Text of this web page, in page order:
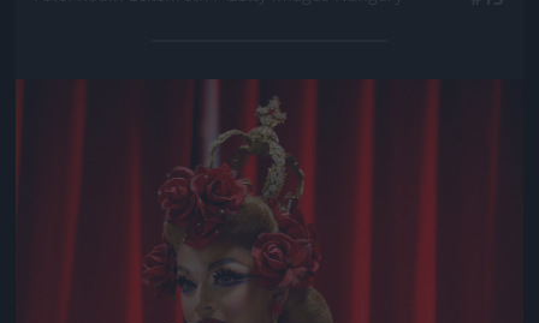
Jön még kép!